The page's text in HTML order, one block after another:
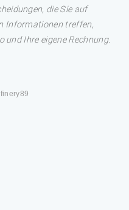
die Sie auf
Informationen treffen,
und Ihre eigene Rechnung.